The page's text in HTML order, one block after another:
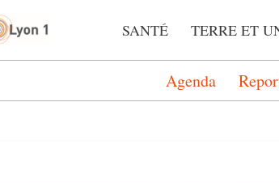
SANTÉ TERRE ET
Agenda